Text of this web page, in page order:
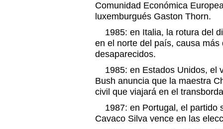
Comunidad Económica
luxemburgués Gaston Thorn.
1985: en Italia, la rotura del
en el norte del país, causa más
desaparecidos.
1985: en Estados Unidos, el
Bush anuncia que la maestra
civil que viajará en el
1987: en Portugal, el partido
Cavaco Silva vence en las